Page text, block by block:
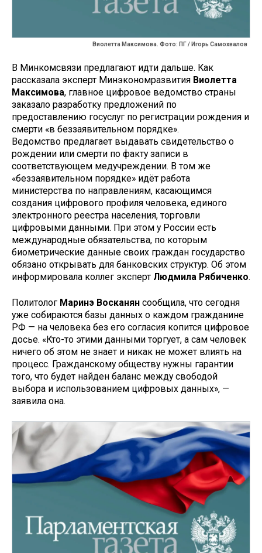
Виолетта Максимова. Фото: ПГ / Игорь Самохвалов
В Минкомсвязи предлагают идти дальше. Как
рассказала эксперт Минэкономразвития Виолетта
Максимова, главное цифровое ведомство страны
заказало разработку предложений по
предоставлению госуслуг по регистрации рождения и
смерти «в беззаявительном порядке».
Ведомство предлагает выдавать свидетельство о
рождении или смерти по факту записи в
соответствующем медучреждении. В том же
«беззаявительном порядке» идёт работа
министерства по направлениям, касающимся
создания цифрового профиля человека, единого
электронного реестра населения, торговли
цифровыми данными. При этом у России есть
международные обязательства, по которым
биометрические данные своих граждан государство
обязано открывать для банковских структур. Об этом
информировала коллег эксперт Людмила Рябиченко.
Политолог Маринэ Восканян сообщила, что сегодня
уже собираются базы данных о каждом гражданине
РФ — на человека без его согласия копится цифровое
досье. «Кто-то этими данными торгует, а сам человек
ничего об этом не знает и никак не может влиять на
процесс. Гражданскому обществу нужны гарантии
того, что будет найден баланс между свободой
выбора и использованием цифровых данных», —
заявила она.